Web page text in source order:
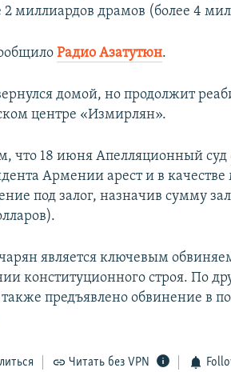
2 миллиардов драмов (более 4
Радио Азатутюн.
домой, но продолжит
центре «Измирлян».
что 18 июня Апелляционный суд
Армении арест и в
под залог, назначив сумму
является ключевым
конституционного строя. По
предъявлено обвинение в
Читать без VPN